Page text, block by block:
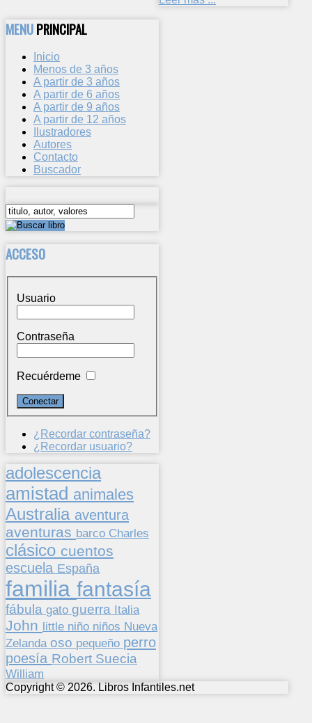
MENUPRINCIPAL
Inicio
Menos de 3 años
A partir de 3 años
A partir de 6 años
A partir de 9 años
A partir de 12 años
Ilustradores
Autores
Contacto
Buscador
ACCESO
Usuario
Contraseña
Recuérdeme
¿Recordar contraseña?
¿Recordar usuario?
adolescencia
amistad animales
Australia aventura
aventuras barco Charles
clásico cuentos
escuela España
familia fantasía
fábula gato guerra Italia
John little niño niños Nueva
Zelanda oso pequeño perro
poesía Robert Suecia
William
Copyright © 2026. Libros Infantiles.net